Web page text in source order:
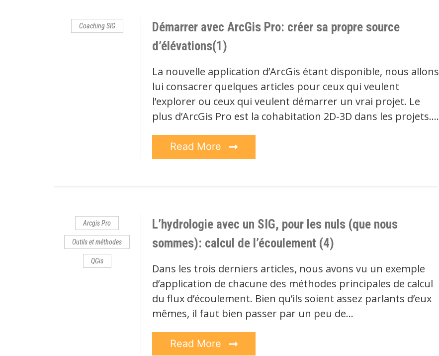
Coaching SIG
Démarrer avec ArcGis Pro: créer sa propre source
d’élévations(1)
La nouvelle application d’ArcGis étant disponible, nous allons
lui consacrer quelques articles pour ceux qui veulent
l’explorer ou ceux qui veulent démarrer un vrai projet. Le
plus d’ArcGis Pro est la cohabitation 2D-3D dans les projets.…
Read More
Arcgis Pro
Outils et méthodes
QGis
L’hydrologie avec un SIG, pour les nuls (que nous
sommes): calcul de l’écoulement (4)
Dans les trois derniers articles, nous avons vu un exemple
d’application de chacune des méthodes principales de calcul
du flux d’écoulement. Bien qu’ils soient assez parlants d’eux
mêmes, il faut bien passer par un peu de…
Read More